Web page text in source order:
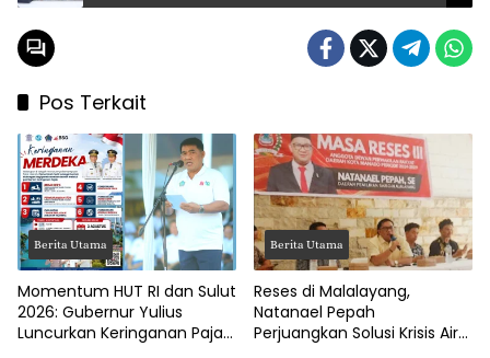
Pos Terkait
Berita Utama
Momentum HUT RI dan Sulut
2026: Gubernur Yulius
Luncurkan Keringanan Pajak
Berita Utama
Reses di Malalayang,
Natanael Pepah
Perjuangkan Solusi Krisis Air